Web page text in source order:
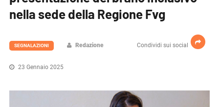
nella sede della Regione Fvg
Condividi sui social
SEGNALAZIONI Redazione
23 Gennaio 2025